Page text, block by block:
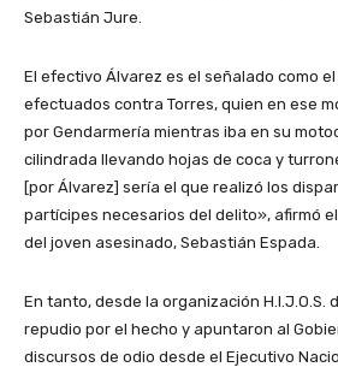
Sebastián Jure.
El efectivo Álvarez es el señalado como
efectuados contra Torres, quien en ese
por Gendarmería mientras iba en su
cilindrada llevando hojas de coca y
[por Álvarez] sería el que realizó los
partícipes necesarios del delito», afirmó
del joven asesinado, Sebastián Espada.
En tanto, desde la organización H.I.J.O.S.
repudio por el hecho y apuntaron al
discursos de odio desde el Ejecutivo